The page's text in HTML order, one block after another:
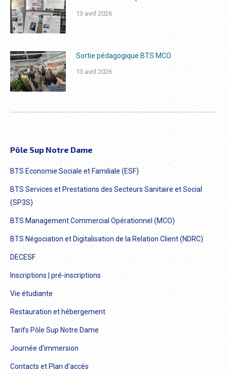
13 avril 2026
Sortie pédagogique BTS MCO
13 avril 2026
Pôle Sup Notre Dame
BTS Economie Sociale et Familiale (ESF)
BTS Services et Prestations des Secteurs Sanitaire et Social
(SP3S)
BTS Management Commercial Opérationnel (MCO)
BTS Négociation et Digitalisation de la Relation Client (NDRC)
DECESF
Inscriptions | pré-inscriptions
Vie étudiante
Restauration et hébergement
Tarifs Pôle Sup Notre Dame
Journée d’immersion
Contacts et Plan d’accès